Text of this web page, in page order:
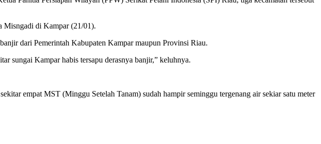
Misngadi di Kampar (21/01).
dari Pemerintah Kabupaten Kampar maupun Provinsi Riau.
sungai Kampar habis tersapu derasnya banjir,” keluhnya.
empat MST (Minggu Setelah Tanam) sudah hampir seminggu tergenang air sekiar satu meter